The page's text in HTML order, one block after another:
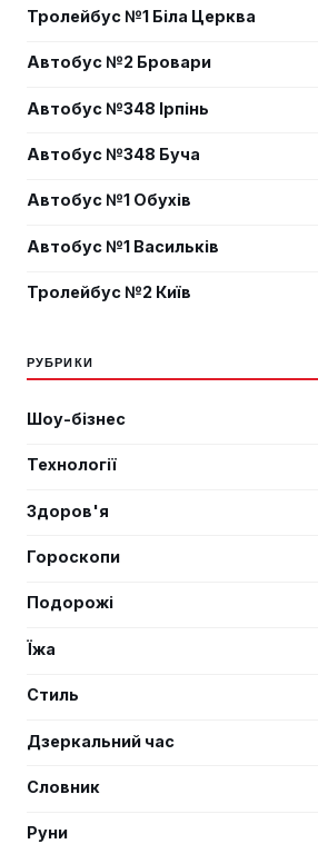
Тролейбус №1 Біла Церква
Автобус №2 Бровари
Автобус №348 Ірпінь
Автобус №348 Буча
Автобус №1 Обухів
Автобус №1 Васильків
Тролейбус №2 Київ
РУБРИКИ
Шоу-бізнес
Технології
Здоров'я
Гороскопи
Подорожі
Їжа
Стиль
Дзеркальний час
Словник
Руни